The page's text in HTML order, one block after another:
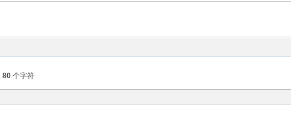
80 个字符